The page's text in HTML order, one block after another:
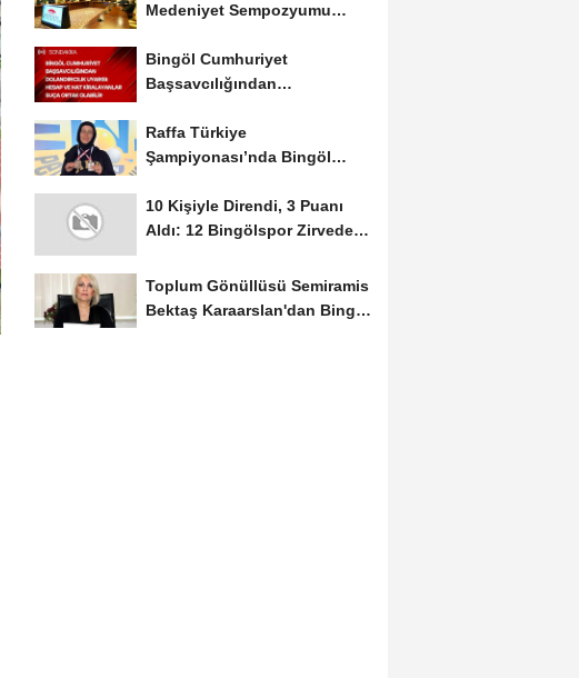
Medeniyet Sempozyumu
Bingöl Cumhuriyet
Başsavcılığından
Raffa Türkiye
Şampiyonası’nda Bingöl
10 Kişiyle Direndi, 3 Puanı
Aldı: 12 Bingölspor Zirvedeki
Toplum Gönüllüsü Semiramis
Bektaş Karaarslan'dan Bingöl